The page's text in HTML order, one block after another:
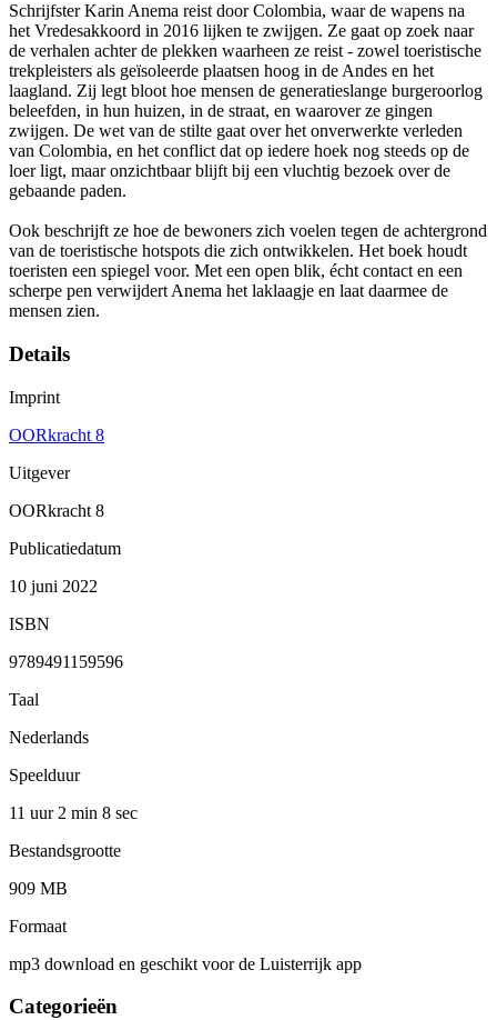
Schrijfster Karin Anema reist door Colombia, waar de wapens na
het Vredesakkoord in 2016 lijken te zwijgen. Ze gaat op zoek naar
de verhalen achter de plekken waarheen ze reist - zowel toeristische
trekpleisters als geïsoleerde plaatsen hoog in de Andes en het
laagland. Zij legt bloot hoe mensen de generatieslange burgeroorlog
beleefden, in hun huizen, in de straat, en waarover ze gingen
zwijgen. De wet van de stilte gaat over het onverwerkte verleden
van Colombia, en het conflict dat op iedere hoek nog steeds op de
loer ligt, maar onzichtbaar blijft bij een vluchtig bezoek over de
gebaande paden.
Ook beschrijft ze hoe de bewoners zich voelen tegen de achtergrond
van de toeristische hotspots die zich ontwikkelen. Het boek houdt
toeristen een spiegel voor. Met een open blik, écht contact en een
scherpe pen verwijdert Anema het laklaagje en laat daarmee de
mensen zien.
Details
Imprint
OORkracht 8
Uitgever
OORkracht 8
Publicatiedatum
10 juni 2022
ISBN
9789491159596
Taal
Nederlands
Speelduur
11 uur 2 min 8 sec
Bestandsgrootte
909 MB
Formaat
mp3 download en geschikt voor de Luisterrijk app
Categorieën